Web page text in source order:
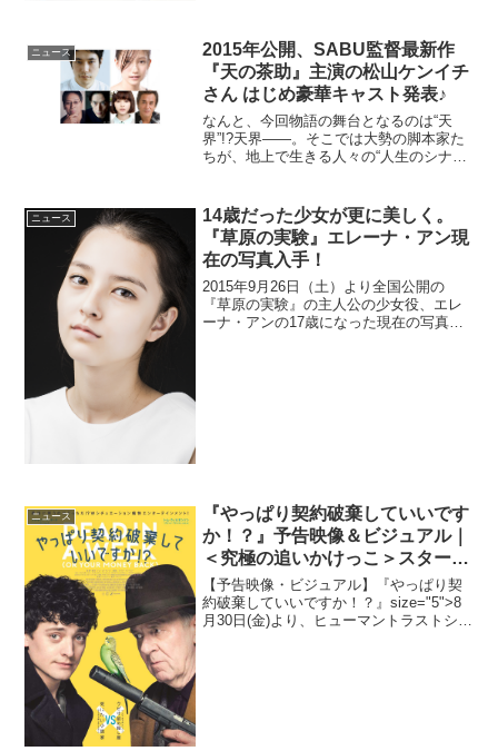
された。ニンニンジャ―たちが地下鉄
で"忍ばず...
ニュース
2015年公開、SABU監督最新作
『天の茶助』主演の松山ケンイチ
さん はじめ豪華キャスト発表♪
なんと、今回物語の舞台となるのは“天
界”!?天界――。そこでは大勢の脚本家た
ちが、地上で生きる人々の“人生のシナリ
るユリに好意を抱く。ところが、ユリが
交通事故で死ぬ運...
ニュース
14歳だった少女が更に美しく。
『草原の実験』エレーナ・アン現
在の写真入手！
2015年9月26日（土）より全国公開の
『草原の実験』の主人公の少女役、エレ
ーナ・アンの17歳になった現在の写真が
ニュース
『やっぱり契約破棄していいです
か！？』予告映像＆ビジュアル｜
＜究極の追いかけっこ＞スター
ト！
【予告映像・ビジュアル】『やっぱり契
約破棄していいですか！？』size="5">8
月30日(金)より、ヒューマントラストシネ